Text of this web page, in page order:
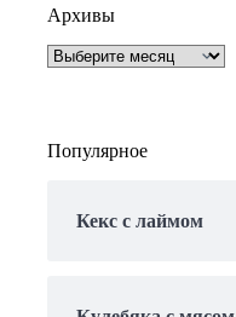
Архивы
Архивы
Популярное
Кекс с лаймом